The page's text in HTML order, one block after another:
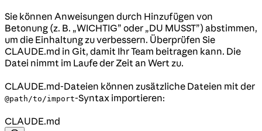
Sie können Anweisungen durch Hinzufügen von
Betonung (z. B. „WICHTIG” oder „DU MUSST”) abstimmen,
um die Einhaltung zu verbessern. Überprüfen Sie
CLAUDE.md in Git, damit Ihr Team beitragen kann. Die
Datei nimmt im Laufe der Zeit an Wert zu.
CLAUDE.md-Dateien können zusätzliche Dateien mit der
@path/to/import-Syntax importieren:
CLAUDE.md